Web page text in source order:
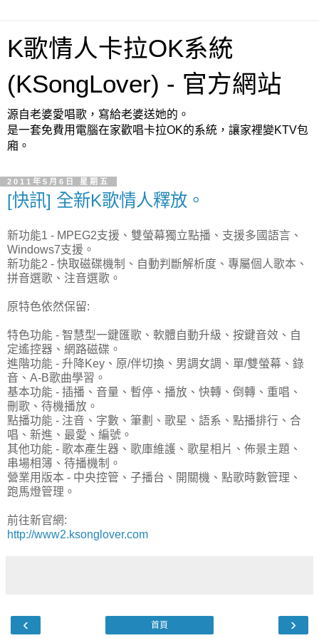
K歌情人卡拉OK系統
(KSongLover) - 官方網站
源自老婆愛唱歌，寫給老婆送她的。
是一套免費用電腦在家歡唱卡拉OK的系統，讓家裡變KTV包
廂。
2011年5月6日 星期五
[快訊] 全新K歌情人釋放。
新功能1 - MPEG2支援、雙螢幕獨立點播、支援多國語言、
Windows7支援。
新功能2 - 快取磁碟機制、自動判斷解析度、專屬個人歌本、
拼音選歌、注音選歌。
原特色依然保留:
特色功能 - 智慧型一鍵匯歌、軟體自動升級、按鍵音效、自
定遙控器、網路磁碟。
進階功能 - 升降Key、原/伴切換、男調女調、單/雙螢幕、錄
音、A-B歌曲學習。
基本功能 - 插播、音量、暫停、播放、快轉、倒轉、重唱、
刪歌、待機播放。
點播功能 - 注音、字數、筆劃、歌星、語系、點播排行、合
唱、新進、最愛、編號。
其他功能 - 歌本產生器、歌庫維護、歌星相片、佈景主題、
串場相簿、待播機制。
營業用版本 - 中央控管、子播台、開關機、點歌時數管理、
跑馬燈管理。
前往新官網:
http://www2.ksonglover.com
‹ ›
首頁